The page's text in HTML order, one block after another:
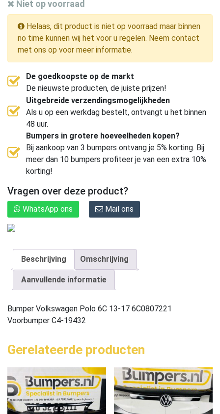
Niet op voorraad
Helaas, dit product is niet op voorraad maar binnen
no time kunnen wij het voor u regelen. Neem contact
met ons op voor meer informatie.
De goedkoopste op de markt
De nieuwste producten, de juiste prijzen!
Uitgebreide verzendingsmogelijkheden
Als u op een werkdag bestelt, ontvangt u het binnen
48 uur.
Bumpers in grotere hoeveelheden kopen?
Bij aankoop van 3 bumpers ontvang je 5% korting. Bij
meer dan 10 bumpers profiteer je van een extra 10%
korting!
Vragen over deze product?
WhatsApp ons Mail ons
Beschrijving Omschrijving
Aanvullende informatie
Bumper Volkswagen Polo 6C 13-17 6C0807221
Voorbumper C4-19432
Gerelateerde producten